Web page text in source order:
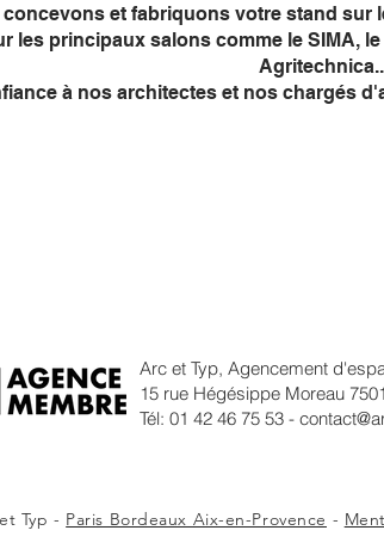
et fabriquons votre stand sur
les principaux salons comme le SIMA,
à nos architectes et nos chargés
Typ - Paris Bordeaux Aix-en-Provence -
Arc et Typ, Agencement
15 rue Hégésippe Moreau
Tél: 01 42 46 75 53 -